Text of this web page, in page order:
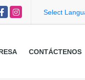
FacebookInstagram Select
CONTÁCTENOS